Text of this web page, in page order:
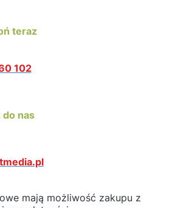
teraz
102
do nas
mają możliwość zakupu z